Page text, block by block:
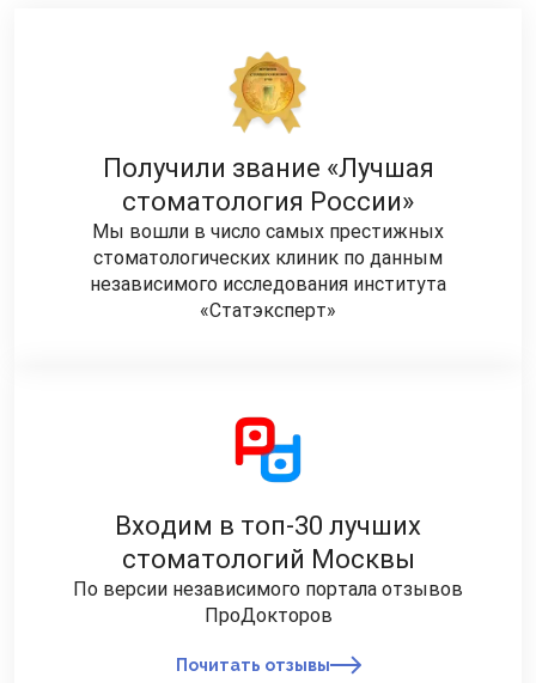
Получили звание «Лучшая
стоматология России»
Мы вошли в число самых престижных
стоматологических клиник по данным
независимого исследования института
«Статэксперт»
Входим в топ-30 лучших
стоматологий Москвы
По версии независимого портала отзывов
ПроДокторов
Почитать отзывы